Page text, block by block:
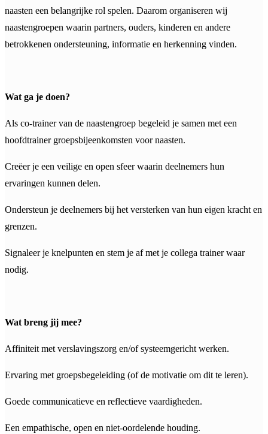
naasten een belangrijke rol spelen. Daarom organiseren wij
naastengroepen waarin partners, ouders, kinderen en andere
betrokkenen ondersteuning, informatie en herkenning vinden.
Wat ga je doen?
Als co-trainer van de naastengroep begeleid je samen met een
hoofdtrainer groepsbijeenkomsten voor naasten.
Creëer je een veilige en open sfeer waarin deelnemers hun
ervaringen kunnen delen.
Ondersteun je deelnemers bij het versterken van hun eigen kracht en
grenzen.
Signaleer je knelpunten en stem je af met je collega trainer waar
nodig.
Wat breng jij mee?
Affiniteit met verslavingszorg en/of systeemgericht werken.
Ervaring met groepsbegeleiding (of de motivatie om dit te leren).
Goede communicatieve en reflectieve vaardigheden.
Een empathische, open en niet-oordelende houding.